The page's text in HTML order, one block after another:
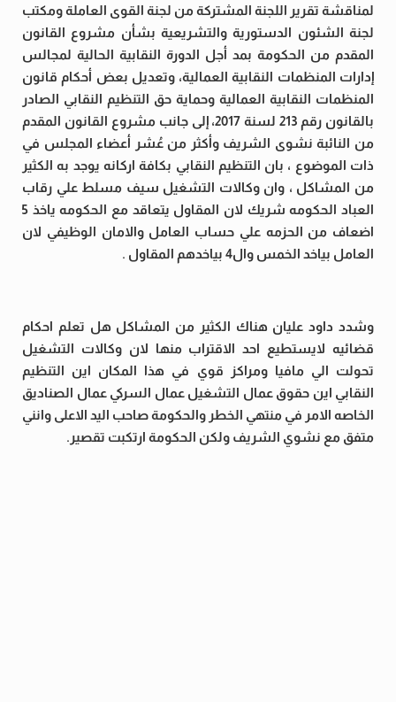
لمناقشة تقرير اللجنة المشتركة من لجنة القوى العاملة ومكتب
لجنة الشئون الدستورية والتشريعية بشأن مشروع القانون
المقدم من الحكومة بمد أجل الدورة النقابية الحالية لمجالس
إدارات المنظمات النقابية العمالية، وتعديل بعض أحكام قانون
المنظمات النقابية العمالية وحماية حق التنظيم النقابي الصادر
بالقانون رقم 213 لسنة 2017، إلى جانب مشروع القانون المقدم
من النائبة نشوى الشريف وأكثر من عُشر أعضاء المجلس في
ذات الموضوع ، بان التنظيم النقابي بكافة اركانه يوجد به الكثير
من المشاكل ، وان وكالات التشغيل سيف مسلط علي رقاب
العباد الحكومه شريك لان المقاول يتعاقد مع الحكومه ياخذ 5
اضعاف من الحزمه علي حساب العامل والامان الوظيفي لان
العامل بياخد الخمس وال4 بياخدهم المقاول .
وشدد داود عليان هناك الكثير من المشاكل هل تعلم احكام
قضائيه لايستطيع احد الاقتراب منها لان وكالات التشغيل
تحولت الي مافيا ومراكز قوي في هذا المكان اين التنظيم
النقابي اين حقوق عمال التشغيل عمال السركي عمال الصناديق
الخاصه الامر في منتهي الخطر والحكومة صاحب اليد الاعلى وانني
متفق مع نشوي الشريف ولكن الحكومة ارتكبت تقصير.